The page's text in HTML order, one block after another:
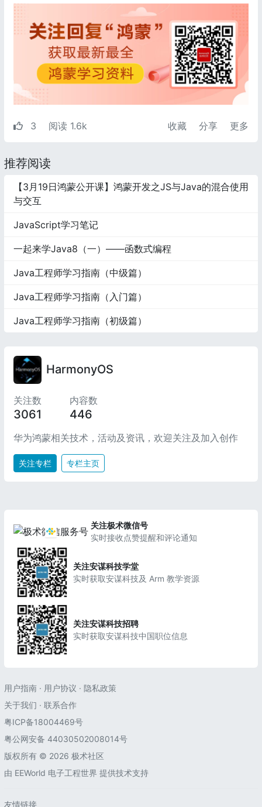
3 阅读 1.6k 收藏 分享 更多
推荐阅读
【3月19日鸿蒙公开课】鸿蒙开发之JS与Java的混合使用
与交互
JavaScript学习笔记
一起来学Java8（一）——函数式编程
Java工程师学习指南（中级篇）
Java工程师学习指南（入门篇）
Java工程师学习指南（初级篇）
HarmonyOS
关注数
3061
内容数
446
华为鸿蒙相关技术，活动及资讯，欢迎关注及加入创作
关注专栏 专栏主页
关注极术微信号
实时接收点赞提醒和评论通知
关注安谋科技学堂
实时获取安谋科技及 Arm 教学资源
关注安谋科技招聘
实时获取安谋科技中国职位信息
用户指南 · 用户协议 · 隐私政策
关于我们 · 联系合作
粤ICP备18004469号
粤公网安备 44030502008014号
版权所有 © 2026 极术社区
由 EEWorld 电子工程世界 提供技术支持
友情链接